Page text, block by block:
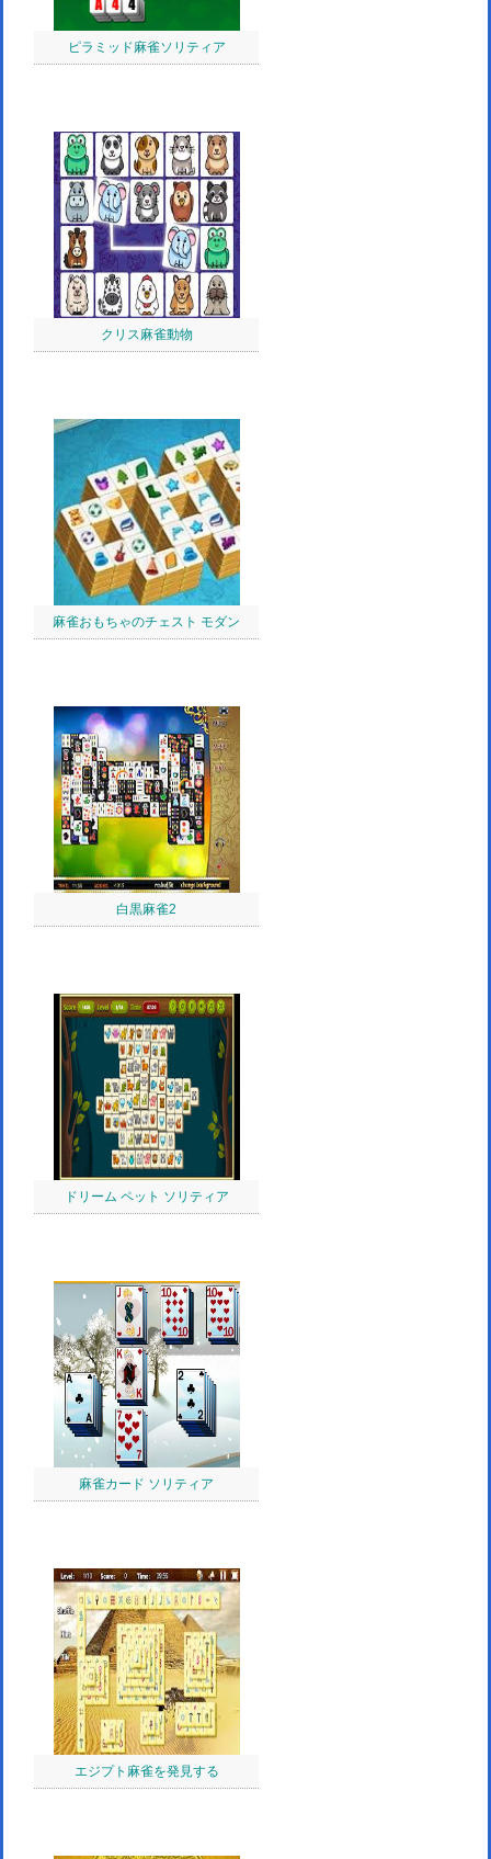
ピラミッド麻雀ソリティア
クリス麻雀動物
麻雀おもちゃのチェスト モダン
白黒麻雀2
ドリーム ペット ソリティア
麻雀カード ソリティア
エジプト麻雀を発見する